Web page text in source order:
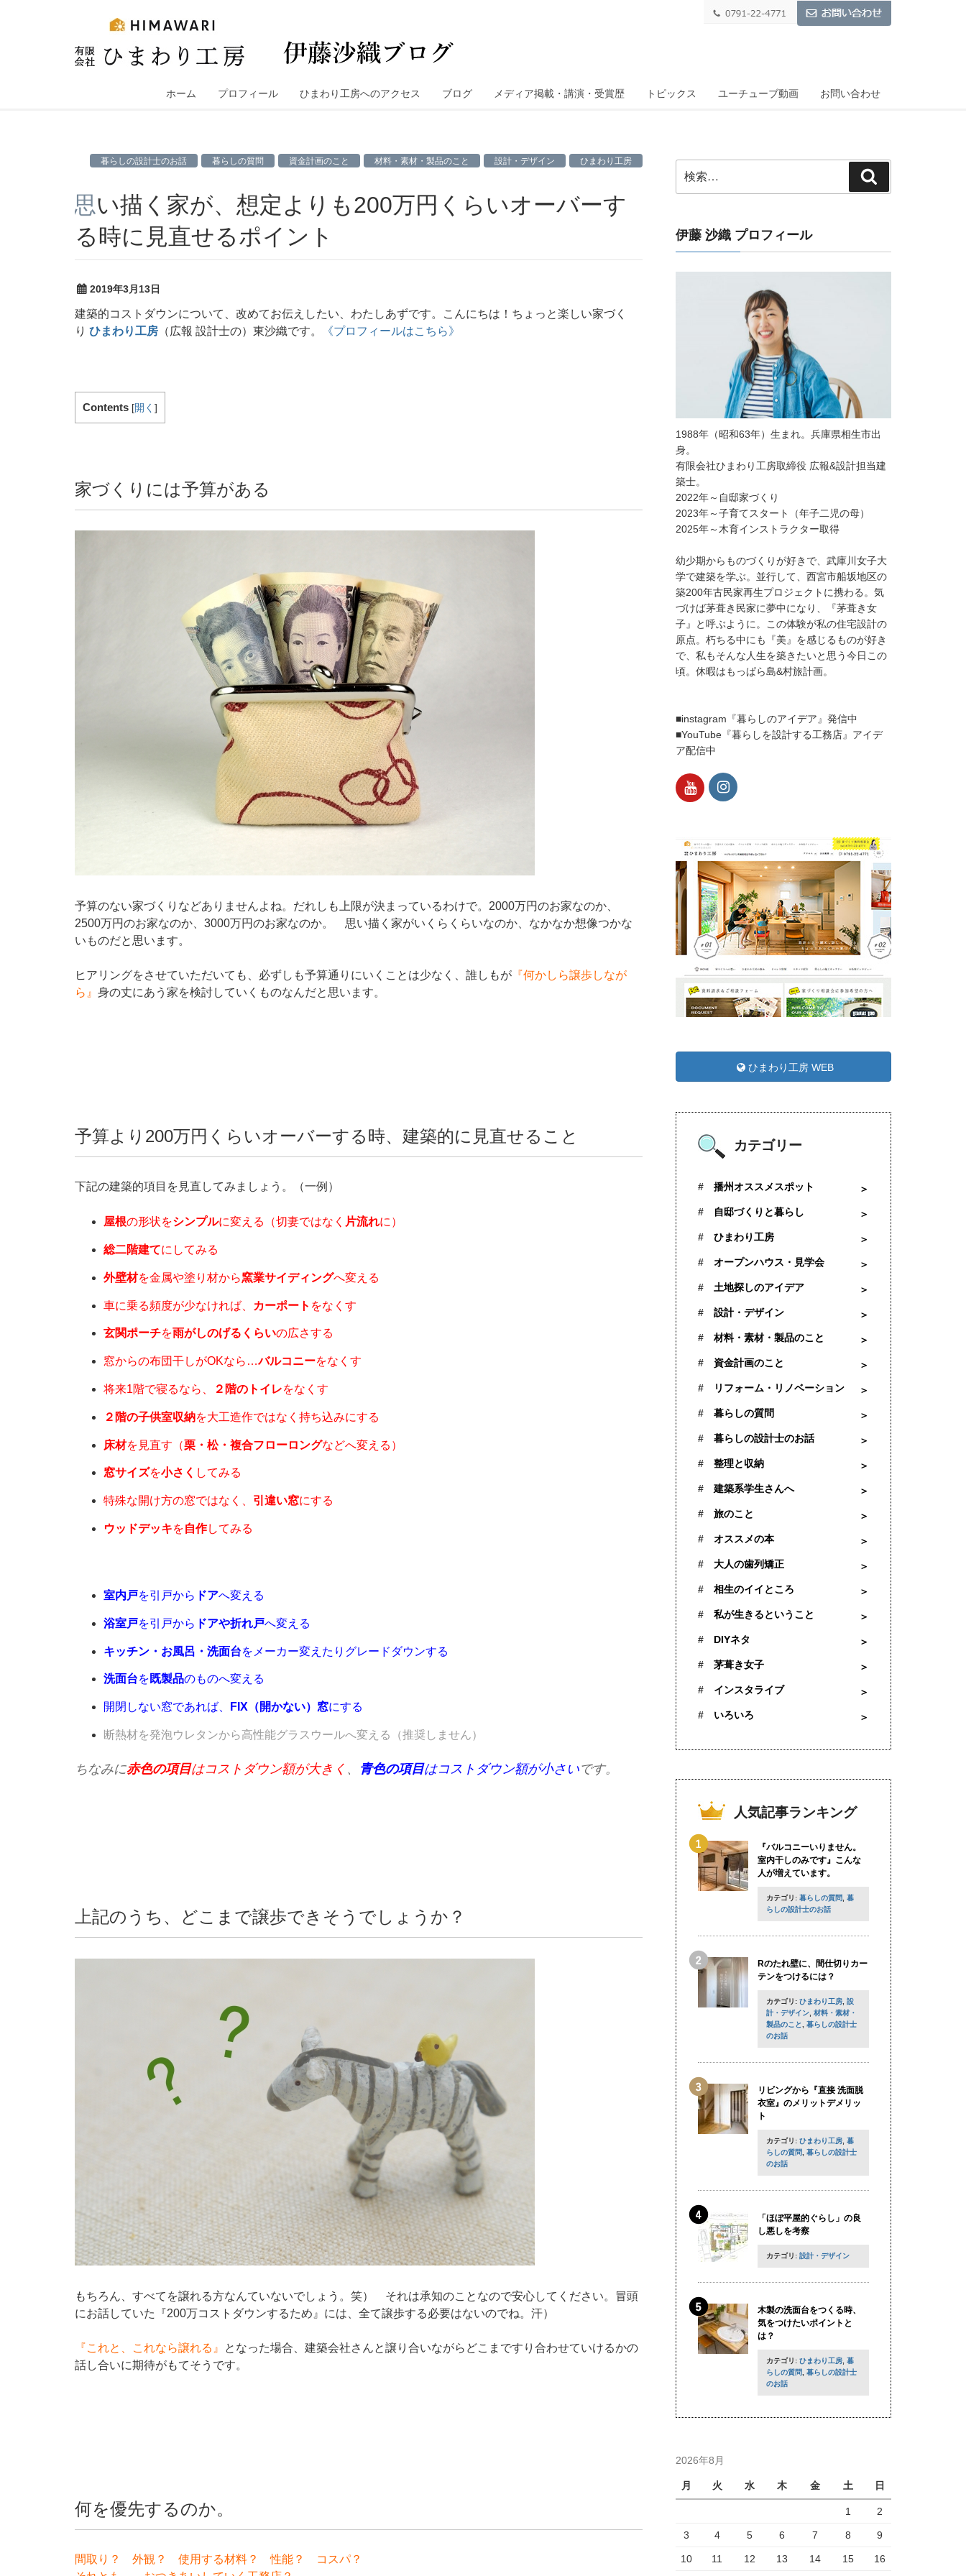
ホーム プロフィール ひまわり工房へのアクセス ブログ メディア掲載・講演・受賞歴 トピックス ユーチューブ動画 お問い合わせ
ひまわり工房
設計・デザイン
材料・素材・製品のこと
資金計画のこと
暮らしの質問
暮らしの設計士のお話
思い描く家が、想定よりも200万円くらいオーバーす
る時に見直せるポイント
2019年3月13日
建築的コストダウンについて、改めてお伝えしたい、わたしあずです。こんにちは！ちょっと楽しい家づく
り ひまわり工房 （広報 設計士の）東沙織です。 《プロフィールはこちら》
Contents [開く ]
家づくりには予算がある
予算のない家づくりなどありませんよね。だれしも上限が決まっているわけで。2000万円のお家なのか、
2500万円のお家なのか、3000万円のお家なのか。 思い描く家がいくらくらいなのか、なかなか想像つかな
いものだと思います。
ヒアリングをさせていただいても、必ずしも予算通りにいくことは少なく、誰しもが 『何かしら譲歩しなが
ら』 身の丈にあう家を検討していくものなんだと思います。
予算より200万円くらいオーバーする時、建築的に見直せること
下記の建築的項目を見直してみましょう。（一例）
屋根の形状をシンプルに変える（切妻ではなく 片流れに）
総二階建てにしてみる
外壁材を金属や塗り材から窯業サイディングへ変える
車に乗る頻度が少なければ、 カーポート をなくす
玄関ポーチを雨がしのげるくらいの広さする
窓からの布団干しがOKなら…バルコニーをなくす
将来1階で寝るなら、 ２階のトイレをなくす
２階の子供室収納を大工造作ではなく持ち込みにする
床材を見直す（栗・松・複合フローロングなどへ変える）
窓サイズを小さく してみる
特殊な開け方の窓ではなく、 引違い窓にする
ウッドデッキを自作してみる
室内戸を引戸から ドアへ変える
浴室戸を引戸から ドアや折れ戸へ変える
キッチン・お風呂・洗面台をメーカー変えたりグレードダウンする
洗面台を既製品のものへ変える
開閉しない窓であれば、 FIX（開かない）窓にする
断熱材を発泡ウレタンから高性能グラスウールへ変える（推奨しません）
ちなみに赤色の項目はコストダウン額が大きく 、 青色の項目はコストダウン額が小さいです。
上記のうち、どこまで譲歩できそうでしょうか？
もちろん、すべてを譲れる方なんていないでしょう。笑） それは承知のことなので安心してください。冒頭
にお話していた『200万コストダウンするため』には、全て譲歩する必要はないのでね。汗）
『これと、これなら譲れる』
となった場合、建築会社さんと譲り合いながらどこまですり合わせていけるかの
話し合いに期待がもてそうです。
何を優先するのか。
間取り？ 外観？ 使用する材料？ 性能？ コスパ？
索:
索
伊藤 沙織 プロフィール
1988年（昭和63年）生まれ。兵庫県相生市出
身。
有限会社ひまわり工房取締役 広報&設計担当建
築士。
2022年～自邸家づくり
2023年～子育てスタート（年子二児の母）
2025年～木育インストラクター取得
幼少期からものづくりが好きで、武庫川女子大
学で建築を学ぶ。並行して、西宮市船坂地区の
築200年古民家再生プロジェクトに携わる。気
づけば茅葺き民家に夢中になり、『茅葺き女
子』と呼ぶように。この体験が私の住宅設計の
原点。朽ちる中にも『美』を感じるものが好き
で、私もそんな人生を築きたいと思う今日この
頃。休暇はもっぱら島&村旅計画。
■instagram『暮らしのアイデア』発信中
■YouTube『暮らしを設計する工務店』アイデ
ア配信中
ひまわり工房 WEB
カテゴリー
播州オススメスポット
自邸づくりと暮らし
ひまわり工房
オープンハウス・見学会
土地探しのアイデア
設計・デザイン
材料・素材・製品のこと
資金計画のこと
リフォーム・リノベーション
暮らしの質問
暮らしの設計士のお話
整理と収納
建築系学生さんへ
旅のこと
オススメの本
大人の歯列矯正
相生のイイところ
私が生きるということ
DIYネタ
茅葺き女子
インスタライブ
いろいろ
人気記事ランキング
『バルコニーいりません。
室内干しのみです』こんな
人が増えています。
カテゴリ: 暮らしの質問
暮
らしの設計士のお話
Rのたれ壁に、間仕切りカー
テンをつけるには？
カテゴリ: ひまわり工房 設
計・デザイン 材料・素材・
製品のこと
暮らしの設計士
のお話
リビングから『直接 洗面脱
衣室』のメリットデメリッ
ト
カテゴリ: ひまわり工房 暮
らしの質問
暮らしの設計士
のお話
「ほぼ平屋的ぐらし」の良
し悪しを考察
カテゴリ: 設計・デザイン
木製の洗面台をつくる時、
気をつけたいポイントと
は？
カテゴリ: ひまわり工房 暮
らしの質問
暮らしの設計士
のお話
2026年8月
月 火 水 木 金 土 日
1 2
3 4 5 6 7 8 9
10 11 12 13 14 15 16